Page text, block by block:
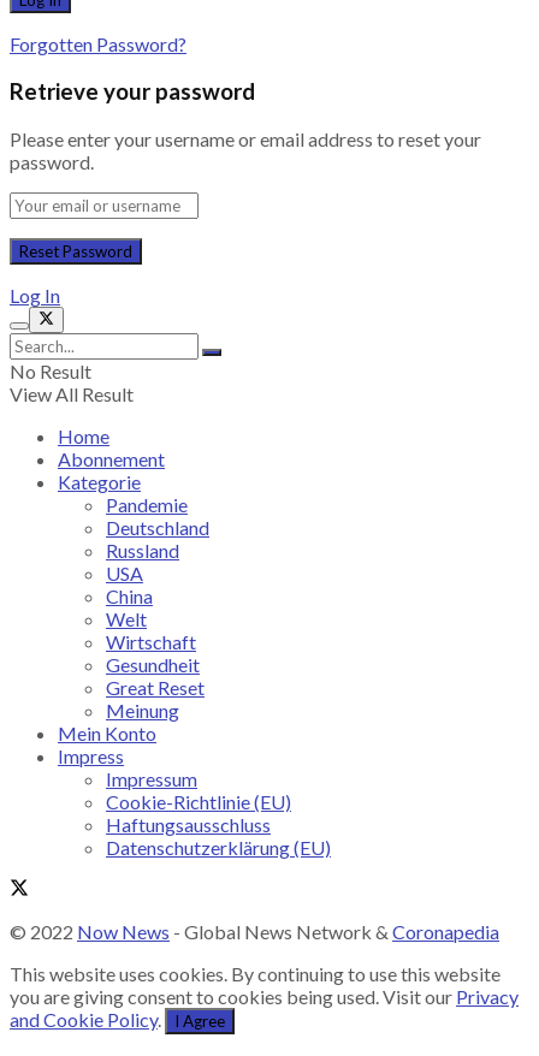
Forgotten Password?
Retrieve your password
Please enter your username or email address to reset your
password.
Log In
No Result
View All Result
Home
Abonnement
Kategorie
Pandemie
Deutschland
Russland
USA
China
Welt
Wirtschaft
Gesundheit
Great Reset
Meinung
Mein Konto
Impress
Impressum
Cookie-Richtlinie (EU)
Haftungsausschluss
Datenschutzerklärung (EU)
© 2022 Now News - Global News Network & Coronapedia
This website uses cookies. By continuing to use this website
you are giving consent to cookies being used. Visit our Privacy
and Cookie Policy. I Agree